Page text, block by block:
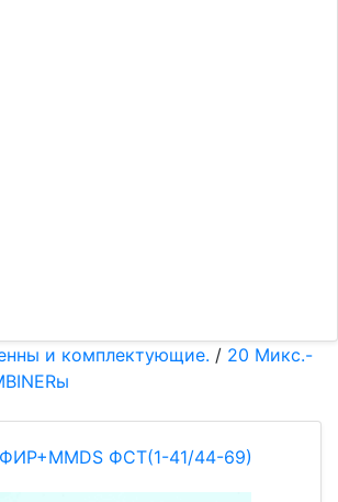
и комплектующие. / 20 Микс.-
ФСТ(1-41/44-69)